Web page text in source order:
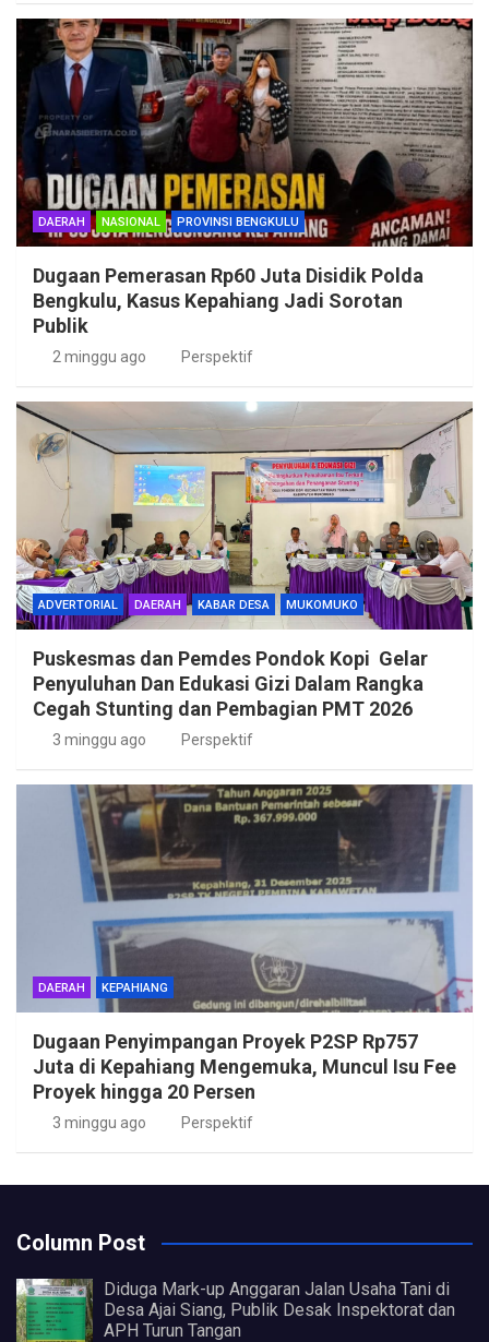
DAERAH NASIONAL PROVINSI BENGKULU
Dugaan Pemerasan Rp60 Juta Disidik Polda
Bengkulu, Kasus Kepahiang Jadi Sorotan
Publik
2 minggu ago Perspektif
ADVERTORIAL DAERAH KABAR DESA MUKOMUKO
Puskesmas dan Pemdes Pondok Kopi Gelar
Penyuluhan Dan Edukasi Gizi Dalam Rangka
Cegah Stunting dan Pembagian PMT 2026
3 minggu ago Perspektif
DAERAH KEPAHIANG
Dugaan Penyimpangan Proyek P2SP Rp757
Juta di Kepahiang Mengemuka, Muncul Isu Fee
Proyek hingga 20 Persen
3 minggu ago Perspektif
Column Post
Diduga Mark-up Anggaran Jalan Usaha Tani di
Desa Ajai Siang, Publik Desak Inspektorat dan
APH Turun Tangan